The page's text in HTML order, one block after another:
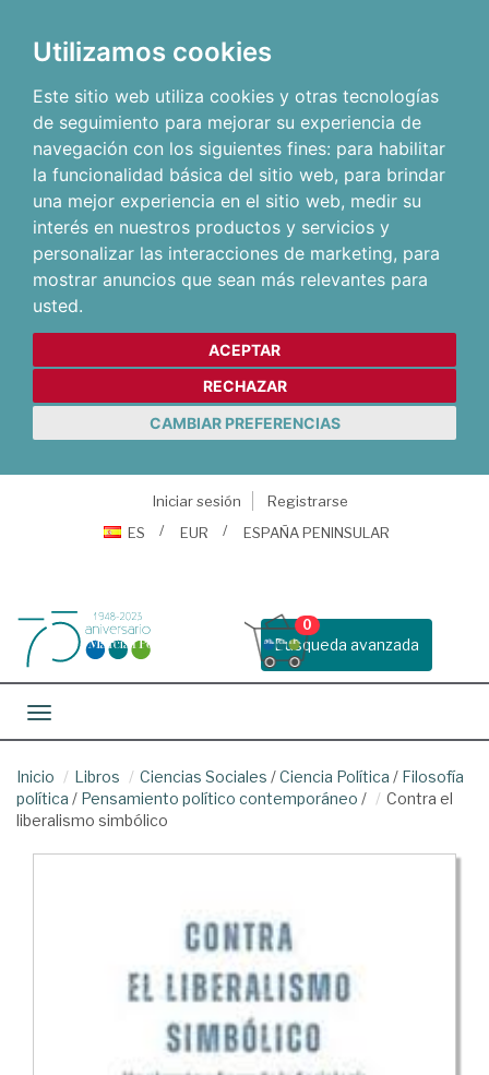
Utilizamos cookies
Este sitio web utiliza cookies y otras tecnologías
de seguimiento para mejorar su experiencia de
navegación con los siguientes fines: para habilitar
la funcionalidad básica del sitio web, para brindar
una mejor experiencia en el sitio web, medir su
interés en nuestros productos y servicios y
personalizar las interacciones de marketing, para
mostrar anuncios que sean más relevantes para
usted.
ACEPTAR
RECHAZAR
CAMBIAR PREFERENCIAS
Iniciar sesión
Registrarse
ES
EUR ESPAÑA PENINSULAR
Busqueda avanzada
0
Toggle navigation
Inicio Libros Ciencias Sociales /Ciencia Política / Filosofía
política / Pensamiento político contemporáneo /
Contra el
liberalismo simbólico